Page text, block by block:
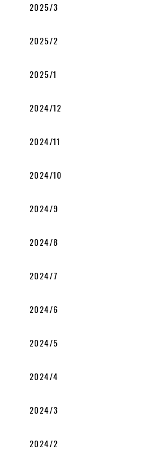
2025/3
2025/2
2025/1
2024/12
2024/11
2024/10
2024/9
2024/8
2024/7
2024/6
2024/5
2024/4
2024/3
2024/2